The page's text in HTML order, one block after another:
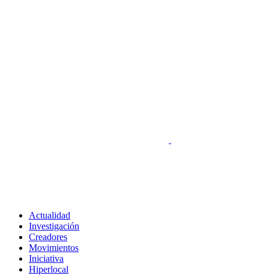
Actualidad
Investigación
Creadores
Movimientos
Iniciativa
Hiperlocal